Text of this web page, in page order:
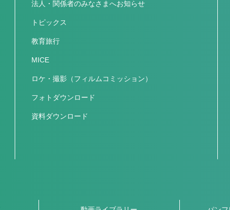
法人・関係者のみなさまへお知らせ
トピックス
教育旅行
MICE
ロケ・撮影（フィルムコミッション）
フォトダウンロード
資料ダウンロード